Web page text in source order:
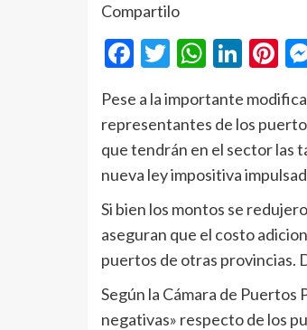
Compartilo
Facebook
Twitter
Pese a la importante
representantes de los
que tendrán en el sector las
nueva ley impositiva
Si bien los montos se
aseguran que el costo
puertos de otras provincias.
Según la Cámara de Puertos
negativas» respecto de los